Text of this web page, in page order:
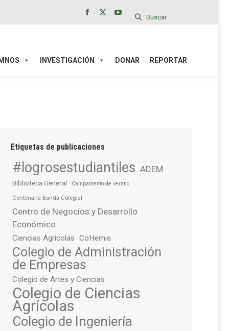
in
in
YouTube
in
Buscar
INVESTIGACIÓN DONAR REPORTAR
Etiquetas de publicaciones
#logrosestudiantiles ADEM
Biblioteca General Campamento de verano
Centenaria Banda Colegial
Centro de Negocios y Desarrollo
Económico
Ciencias Agrícolas CoHemis
Colegio de Administración
de Empresas
Colegio de Artes y Ciencias
Colegio de Ciencias
Agrícolas
Colegio de Ingeniería